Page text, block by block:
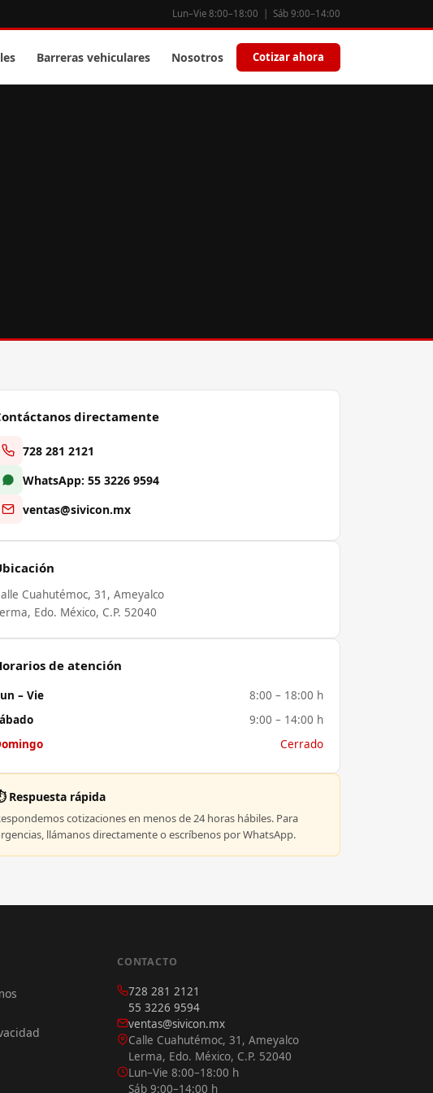
Lun–Vie 8:00–18:00 | Sáb 9:00–14:00
Barreras vehiculares Nosotros Cotizar ahora
directamente
728 281 2121
WhatsApp: 55 3226 9594
ventas@sivicon.mx
Cuahutémoc, 31, Ameyalco
Edo. México, C.P. 52040
de atención
– Vie
8:00 – 18:00 h
9:00 – 14:00 h
Cerrado
Respuesta rápida
cotizaciones en menos de 24 horas hábiles. Para
llámanos directamente o escríbenos por WhatsApp.
CONTACTO
728 281 2121
55 3226 9594
ventas@sivicon.mx
Calle Cuahutémoc, 31, Ameyalco
Lerma, Edo. México, C.P. 52040
Lun–Vie 8:00–18:00 h
Sáb 9:00–14:00 h